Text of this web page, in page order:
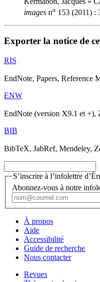
images no 153 (2011) :
Exporter la notice de
RIS
EndNote, Papers, Reference
ENW
EndNote (version X9.1 et +),
BIB
BibTeX, JabRef, Mendeley,
S’inscrire à l’infolettre
Abonnez-vous à notre
À propos
Aide
Accessibilité
Guide de recherche
Nous contacter
Revues